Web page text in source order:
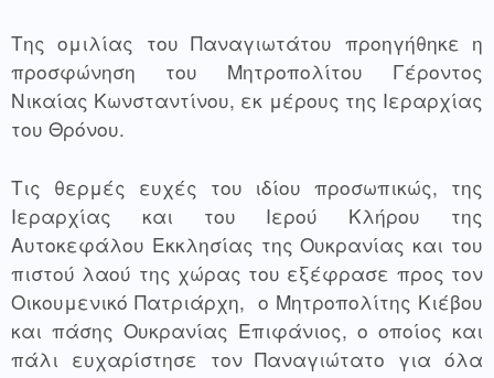
Της ομιλίας του Παναγιωτάτου προηγήθηκε η
προσφώνηση του Μητροπολίτου Γέροντος
Νικαίας Κωνσταντίνου, εκ μέρους της Ιεραρχίας
του Θρόνου.
Τις θερμές ευχές του ιδίου προσωπικώς, της
Ιεραρχίας και του Ιερού Κλήρου της
Αυτοκεφάλου Εκκλησίας της Ουκρανίας και του
πιστού λαού της χώρας του εξέφρασε προς τον
Οικουμενικό Πατριάρχη,  ο Μητροπολίτης Κιέβου
και πάσης Ουκρανίας Επιφάνιος, ο οποίος και
πάλι ευχαρίστησε τον Παναγιώτατο για όλα